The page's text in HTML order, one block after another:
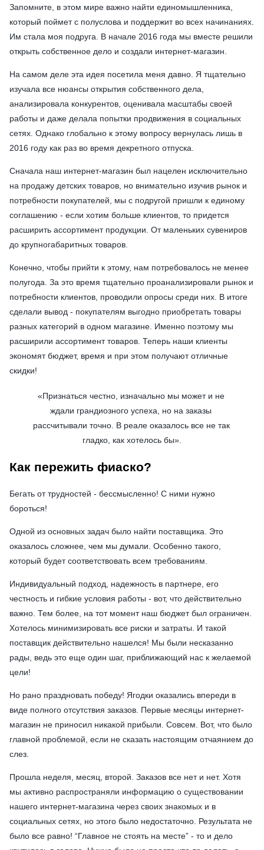
Запомните, в этом мире важно найти единомышленника,
который поймет с полуслова и поддержит во всех начинаниях.
Им стала моя подруга. В начале 2016 года мы вместе решили
открыть собственное дело и создали интернет-магазин.
На самом деле эта идея посетила меня давно. Я тщательно
изучала все нюансы открытия собственного дела,
анализировала конкурентов, оценивала масштабы своей
работы и даже делала попытки продвижения в социальных
сетях. Однако глобально к этому вопросу вернулась лишь в
2016 году как раз во время декретного отпуска.
Сначала наш интернет-магазин был нацелен исключительно
на продажу детских товаров, но внимательно изучив рынок и
потребности покупателей, мы с подругой пришли к единому
соглашению - если хотим больше клиентов, то придется
расширить ассортимент продукции. От маленьких сувениров
до крупногабаритных товаров.
Конечно, чтобы прийти к этому, нам потребовалось не менее
полугода. За это время тщательно проанализировали рынок и
потребности клиентов, проводили опросы среди них. В итоге
сделали вывод - покупателям выгодно приобретать товары
разных категорий в одном магазине. Именно поэтому мы
расширили ассортимент товаров. Теперь наши клиенты
экономят бюджет, время и при этом получают отличные
скидки!
«Признаться честно, изначально мы может и не
ждали грандиозного успеха, но на заказы
рассчитывали точно. В реале оказалось все не так
гладко, как хотелось бы».
Как пережить фиаско?
Бегать от трудностей - бессмысленно! С ними нужно
бороться!
Одной из основных задач было найти поставщика. Это
оказалось сложнее, чем мы думали. Особенно такого,
который будет соответствовать всем требованиям.
Индивидуальный подход, надежность в партнере, его
честность и гибкие условия работы - вот, что действительно
важно. Тем более, на тот момент наш бюджет был ограничен.
Хотелось минимизировать все риски и затраты. И такой
поставщик действительно нашелся! Мы были несказанно
рады, ведь это еще один шаг, приближающий нас к желаемой
цели!
Но рано праздновать победу! Ягодки оказались впереди в
виде полного отсутствия заказов. Первые месяцы интернет-
магазин не приносил никакой прибыли. Совсем. Вот, что было
главной проблемой, если не сказать настоящим отчаянием до
слез.
Прошла неделя, месяц, второй. Заказов все нет и нет. Хотя
мы активно распространяли информацию о существовании
нашего интернет-магазина через своих знакомых и в
социальных сетях, но этого было недостаточно. Результата не
было все равно! “Главное не стоять на месте” - то и дело